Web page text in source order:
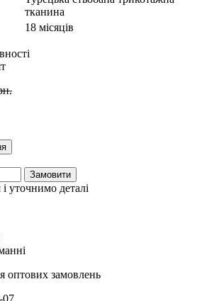
тканина
18 місяців
Замовити
уточнимо деталі
оптових замовлень
07